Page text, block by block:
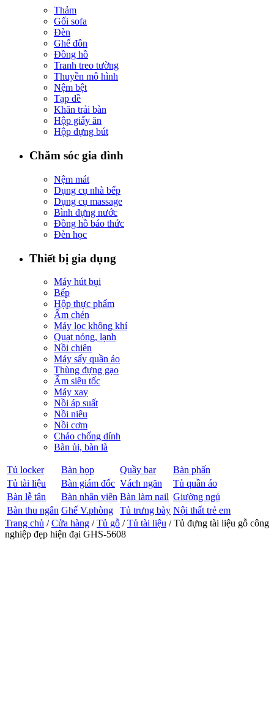
Thảm
Gối sofa
Đèn
Ghế đôn
Đồng hồ
Tranh treo tường
Thuyền mô hình
Nệm bệt
Tạp dề
Khăn trải bàn
Hộp giấy ăn
Hộp đựng bút
Chăm sóc gia đình
Nệm mát
Dụng cụ nhà bếp
Dụng cụ massage
Bình đựng nước
Đồng hồ báo thức
Đèn học
Thiết bị gia dụng
Máy hút bụi
Bếp
Hộp thực phẩm
Ấm chén
Máy lọc không khí
Quạt nóng, lạnh
Nồi chiên
Máy sấy quần áo
Thùng đựng gạo
Ấm siêu tốc
Máy xay
Nồi áp suất
Nồi niêu
Nồi cơm
Chảo chống dính
Bàn ủi, bàn là
Tủ locker Bàn họp Quầy bar
Bàn phấn
Tủ tài liệu
Bàn giám đốc Vách ngăn
Tủ quần áo
Bàn lễ tân
Bàn nhân viên Bàn làm nail Giường ngủ
Bàn thu ngân Ghế V.phòng Tủ trưng bày Nội thất trẻ em
Trang chủ /Cửa hàng /Tủ gỗ /Tủ tài liệu / Tủ đựng tài liệu gỗ công
nghiệp đẹp hiện đại GHS-5608